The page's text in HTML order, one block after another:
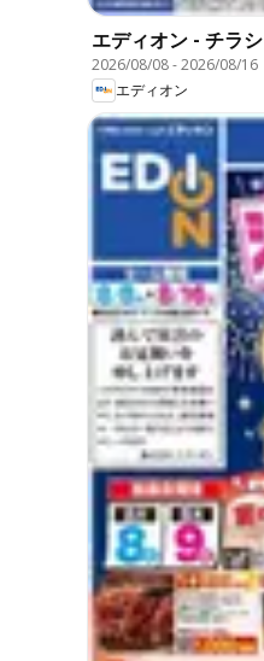
エディオン - チラシ
2026/08/08-2026/08/16
エディオン